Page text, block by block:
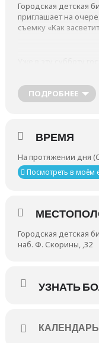
Городская детская
приглашает на
съемку «Как
ПОДРОБНЕЕ
ВРЕМЯ
На протяжении дня
Посмотреть в моём
Городская детская
наб. Ф. Скорины, ,32
УЗНАТЬ
КАЛЕНДАРЬ